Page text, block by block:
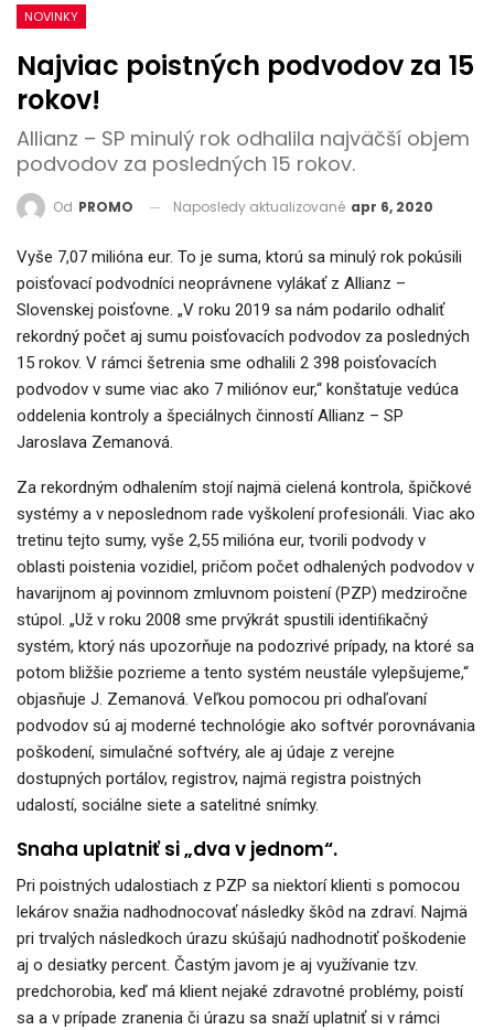
NOVINKY
Najviac poistných podvodov za 15
rokov!
Allianz – SP minulý rok odhalila najväčší objem
podvodov za posledných 15 rokov.
Od PROMO Naposledy aktualizované apr 6, 2020
Vyše 7,07 milióna eur. To je suma, ktorú sa minulý rok pokúsili
poisťovací podvodníci neoprávnene vylákať z Allianz –
Slovenskej poisťovne. „V roku 2019 sa nám podarilo odhaliť
rekordný počet aj sumu poisťovacích podvodov za posledných
15 rokov. V rámci šetrenia sme odhalili 2 398 poisťovacích
podvodov v sume viac ako 7 miliónov eur,“ konštatuje vedúca
oddelenia kontroly a špeciálnych činností Allianz – SP
Jaroslava Zemanová.
Za rekordným odhalením stojí najmä cielená kontrola, špičkové
systémy a v neposlednom rade vyškolení profesionáli. Viac ako
tretinu tejto sumy, vyše 2,55 milióna eur, tvorili podvody v
oblasti poistenia vozidiel, pričom počet odhalených podvodov v
havarijnom aj povinnom zmluvnom poistení (PZP) medziročne
stúpol. „Už v roku 2008 sme prvýkrát spustili identiﬁkačný
systém, ktorý nás upozorňuje na podozrivé prípady, na ktoré sa
potom bližšie pozrieme a tento systém neustále vylepšujeme,“
objasňuje J. Zemanová. Veľkou pomocou pri odhaľovaní
podvodov sú aj moderné technológie ako softvér porovnávania
poškodení, simulačné softvéry, ale aj údaje z verejne
dostupných portálov, registrov, najmä registra poistných
udalostí, sociálne siete a satelitné snímky.
Snaha uplatniť si „dva v jednom“.
Pri poistných udalostiach z PZP sa niektorí klienti s pomocou
lekárov snažia nadhodnocovať následky škôd na zdraví. Najmä
pri trvalých následkoch úrazu skúšajú nadhodnotiť poškodenie
aj o desiatky percent. Častým javom je aj využívanie tzv.
predchorobia, keď má klient nejaké zdravotné problémy, poistí
sa a v prípade zranenia či úrazu sa snaží uplatniť si v rámci